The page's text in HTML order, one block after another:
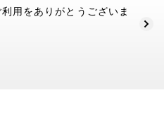
用をありがとうございま